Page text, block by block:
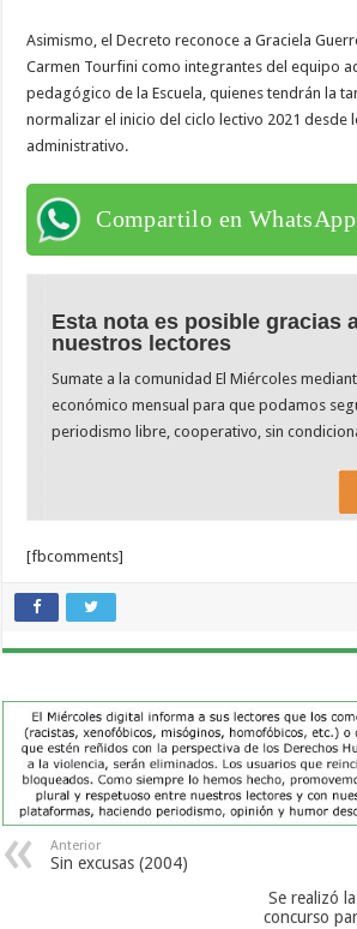
Asimismo, el Decreto reconoce a Graciela
Carmen Tourfini como integrantes del equipo
pedagógico de la Escuela, quienes tendrán la
normalizar el inicio del ciclo lectivo 2021 desde
administrativo.
Compartilo en WhatsApp
Esta nota es posible gracias
nuestros lectores
Sumate a la comunidad El Miércoles
económico mensual para que podamos
periodismo libre, cooperativo, sin
[fbcomments]
Anterior
Sin excusas (2004)
Se realizó
concurso